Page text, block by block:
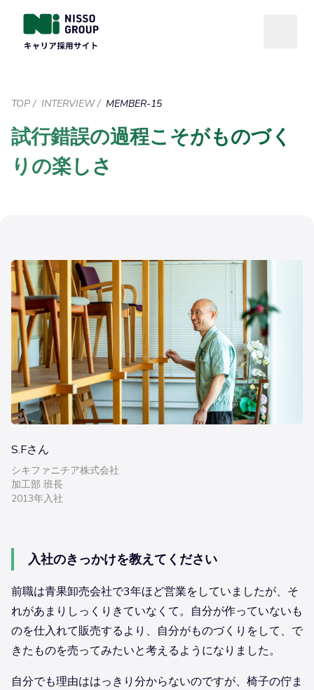
TOP / INTERVIEW / MEMBER-15
試行錯誤の過程こそがものづく
りの楽しさ
S.Fさん
シキファニチア株式会社
加工部 班長
2013年入社
入社のきっかけを教えてください
前職は青果卸売会社で3年ほど営業をしていましたが、そ
れがあまりしっくりきていなくて。自分が作っていないも
のを仕入れて販売するより、自分がものづくりをして、で
きたものを売ってみたいと考えるようになりました。
自分でも理由ははっきり分からないのですが、椅子の佇ま